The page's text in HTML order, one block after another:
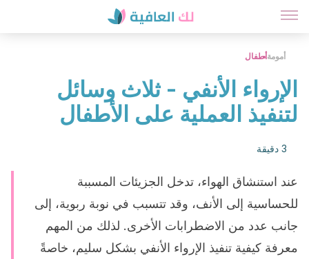
أمومةأطفال
الإرواء الأنفي - ثلاث وسائل
لتنفيذ العملية على الأطفال
3 دقيقة
عند استنشاق الهواء، تدخل الجزيئات المسببة
للحساسية إلى الأنف، وقد تتسبب في نوبة ربوية، إلى
جانب عدد من الاضطرابات الأخرى. لذلك من المهم
معرفة كيفية تنفيذ الإرواء الأنفي بشكل سليم، خاصةً